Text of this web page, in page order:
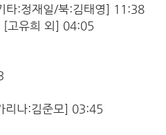
타:정재일/북:김태영] 11:38
고유희 외] 04:05
리나:김준모] 03:45